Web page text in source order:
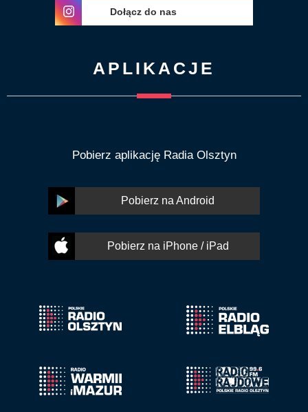
Dołącz do nas
APLIKACJE
Pobierz aplikację Radia Olsztyn
Pobierz na Android
Pobierz na iPhone / iPad